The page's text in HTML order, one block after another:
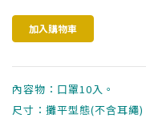
內容物：口罩10入。
尺寸：攤平型態(不含耳繩